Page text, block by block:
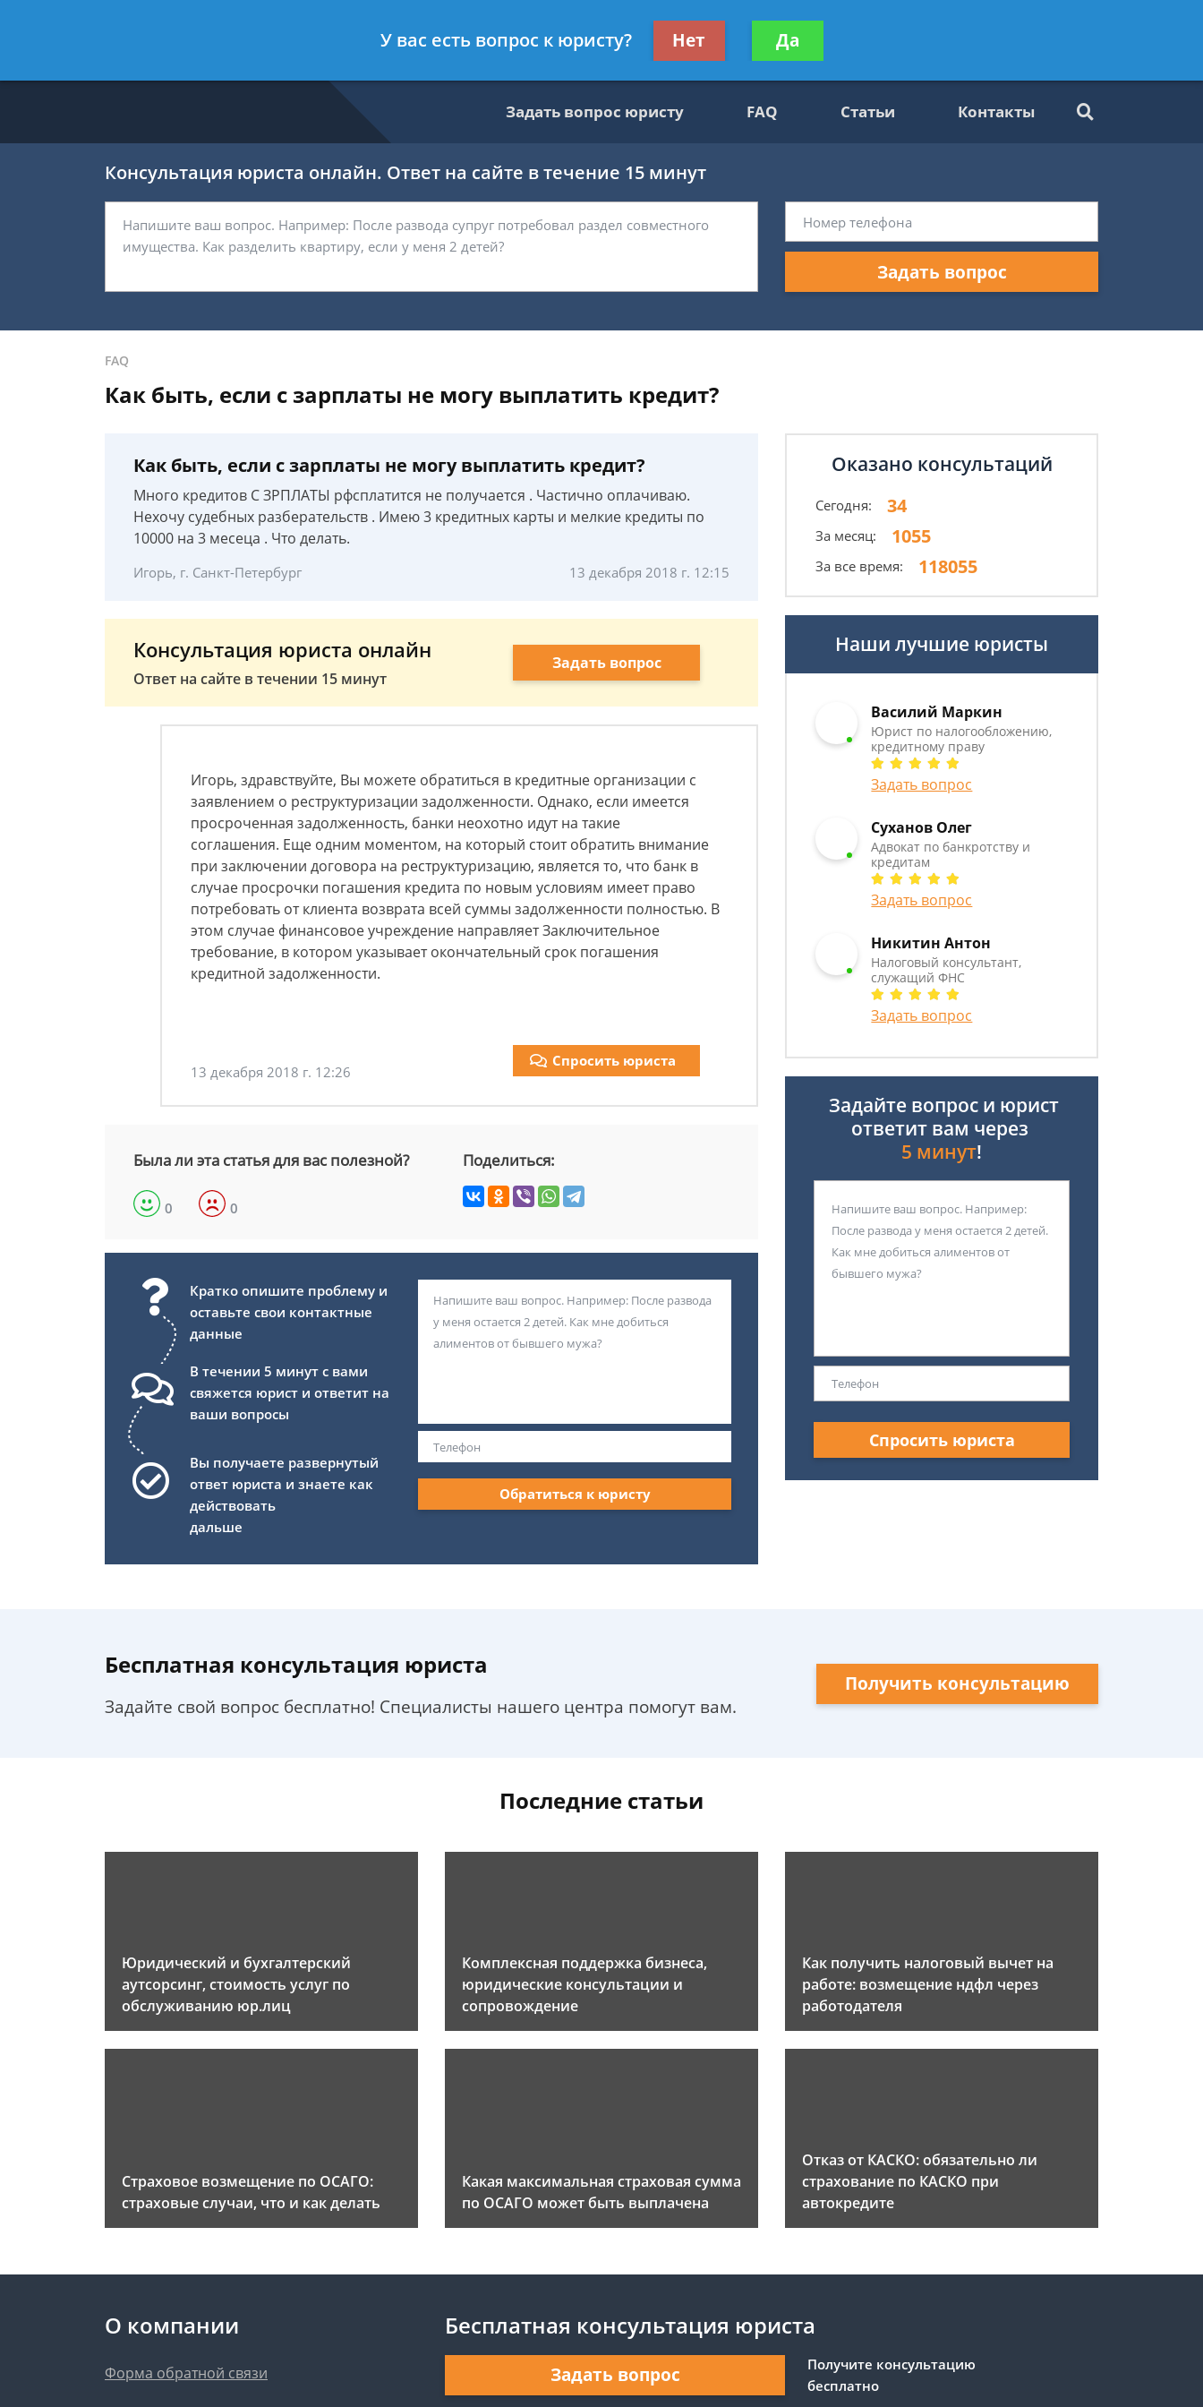
- Налоговый консультант, служащий ФНС
Получите консультацию
бесплатно
Задать вопрос юристу FAQ Статьи Контакты
Консультация юриста онлайн. Ответ на сайте в течение 15 минут
Задать вопрос
FAQ
Как быть, если с зарплаты не могу выплатить кредит?
Как быть, если с зарплаты не могу выплатить кредит?
Много кредитов С ЗРПЛАТЫ рфсплатится не получается . Частично оплачиваю.
Нехочу судебных разберательств . Имею 3 кредитных карты и мелкие кредиты по
10000 на 3 месеца . Что делать.
Игорь, г. Санкт-Петербург 13 декабря 2018 г. 12:15
Консультация юриста онлайн
Ответ на сайте в течении 15 минут
Задать вопрос
Игорь, здравствуйте, Вы можете обратиться в кредитные организации с
заявлением о реструктуризации задолженности. Однако, если имеется
просроченная задолженность, банки неохотно идут на такие
соглашения. Еще одним моментом, на который стоит обратить внимание
при заключении договора на реструктуризацию, является то, что банк в
случае просрочки погашения кредита по новым условиям имеет право
потребовать от клиента возврата всей суммы задолженности полностью. В
этом случае финансовое учреждение направляет Заключительное
требование, в котором указывает окончательный срок погашения
кредитной задолженности.
13 декабря 2018 г. 12:26
Спросить юриста
Была ли эта статья для вас полезной?
0 0
Поделиться:
Кратко опишите проблему и
оставьте свои контактные
данные
В течении 5 минут с вами
свяжется юрист и ответит на
ваши вопросы
Вы получаете развернутый
ответ юриста и знаете как
действовать
дальше
Обратиться к юристу
Оказано консультаций
Сегодня: 34
За месяц: 1055
За все время: 118055
Наши лучшие юристы
Василий Маркин
Юрист по налогообложению,
кредитному праву
Задать вопрос
Суханов Олег
Адвокат по банкротству и
кредитам
Задать вопрос
Никитин Антон
Налоговый консультант,
служащий ФНС
Задать вопрос
Задайте вопрос и юрист
ответит вам через
5 минут!
Спросить юриста
Бесплатная консультация юриста
Задайте свой вопрос бесплатно! Специалисты нашего центра помогут вам.
Получить консультацию
Последние статьи
Юридический и бухгалтерский
аутсорсинг, стоимость услуг по
обслуживанию юр.лиц
Комплексная поддержка бизнеса,
юридические консультации и
сопровождение
Как получить налоговый вычет на
работе: возмещение ндфл через
работодателя
Страховое возмещение по ОСАГО:
страховые случаи, что и как делать
Какая максимальная страховая сумма
по ОСАГО может быть выплачена
Отказ от КАСКО: обязательно ли
страхование по КАСКО при
автокредите
О компании
Форма обратной связи
Бесплатная консультация юриста
Задать вопрос
Получите консультацию
бесплатно
У вас есть вопрос к юристу? Нет Да